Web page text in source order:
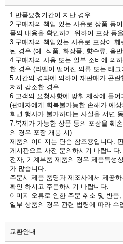
1.반품요청기간이 지난 경우
2.구매자의 책임 있는 사유로 상품 등
품의 내용을 확인하기 위하여 포장 등
3.구매자의 책임있는 사유로 포장이
된 경우 (예: 식품, 화장품, 향수류, 음
4.구매자의 사용 또는 일부 소비에 의
한 경우 (라벨이 떨어진 의류 또는 태
5.시간의 경과에 의하여 재판매가 곤
저히 감소한 경우
6.고객의 요청사항에 맞춰 제작에 들
(판매자에게 회복불가능한 손해가 예
회권 행사가 불가하다는 사실을 서면
7.복제가 가능한 상품 등의 포장을 훼
의 경우 포장 개봉 시)
제품의 이미지는 단순 참조용입니다.
게시판으로 사전 문의하시기 바랍니다.
전자, 기계부품 제품의 경우 제품특성
가 많습니다.
주문시 제품 품명과 제조사에서 제공
확인 하시고 주문하시기 바랍니다.
이미지 오류로 인한 주문 취소 및 반품
일부 상품의 경우 관련 법령에 따라 수
교환안내